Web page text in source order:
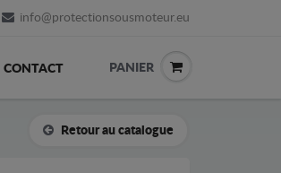
info@protectionsousmoteur.eu
CONTACT PANIER
Retour au catalogue